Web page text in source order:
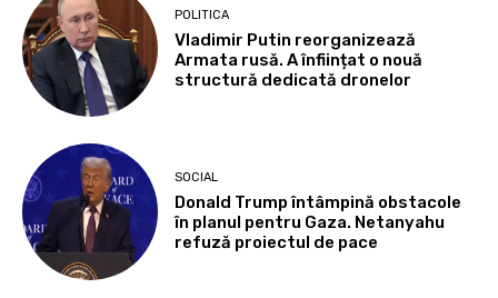
POLITICA
Vladimir Putin reorganizează
Armata rusă. A înființat o nouă
structură dedicată dronelor
SOCIAL
Donald Trump întâmpină obstacole
în planul pentru Gaza. Netanyahu
refuză proiectul de pace